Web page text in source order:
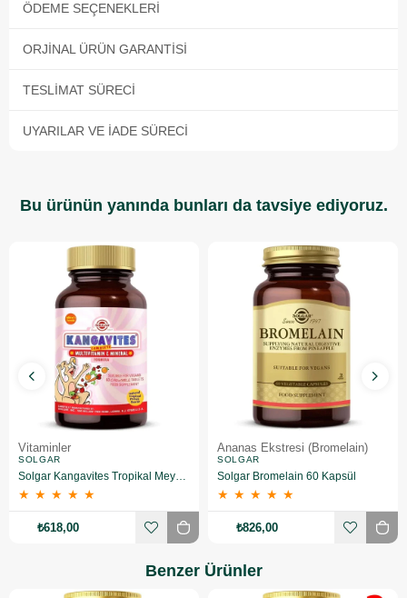
ÖDEME SEÇENEKLERI
ORJINAL ÜRÜN GARANTISI
TESLIMAT SÜRECI
UYARILAR VE İADE SÜRECI
Bu ürünün yanında bunları da tavsiye ediyoruz.
Vitaminler
SOLGAR
Solgar Kangavites Tropikal Meyve Aromalı 60 Tablet
★ ★ ★ ★ ★
₺618,00
Ananas Ekstresi (Bromelain)
SOLGAR
Solgar Bromelain 60 Kapsül
★ ★ ★ ★ ★
₺826,00
Benzer Ürünler